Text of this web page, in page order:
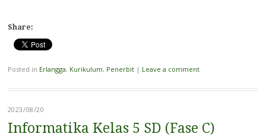
Share:
Posted in Erlangga, Kurikulum, Penerbit | Leave a comment
2023/08/20
Informatika Kelas 5 SD (Fase C)